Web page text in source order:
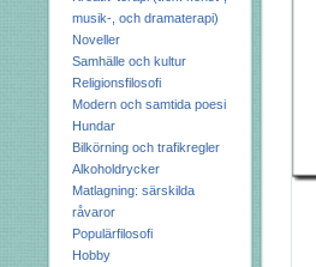
musik-, och dramaterapi)
Noveller
Samhälle och kultur
Religionsfilosofi
Modern och samtida poesi
Hundar
Bilkörning och trafikregler
Alkoholdrycker
Matlagning: särskilda
råvaror
Populärfilosofi
Hobby